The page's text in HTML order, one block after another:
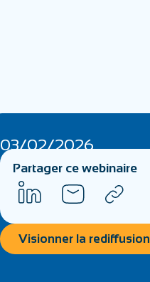
03/02/2026
Partager ce webinaire
Visionner la rediffusion